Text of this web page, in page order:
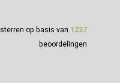
sterren op basis van 1237
beoordelingen